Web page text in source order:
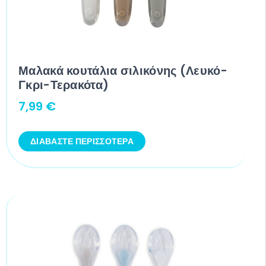
Μαλακά κουτάλια σιλικόνης (Λευκό-
Γκρι-Τερακότα)
7,99 €
ΔΙΑΒΆΣΤΕ ΠΕΡΙΣΣΌΤΕΡΑ